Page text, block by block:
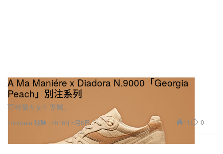
Footwear 球鞋
A Ma Maniére x Diadora N.9000「Georgia
Peach」別注系列
亞特蘭大女生專屬。
2016年5月6日 11 0